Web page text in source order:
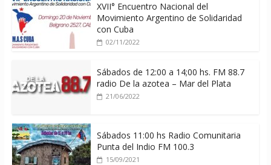
XVII° Encuentro Nacional del
Movimiento Argentino de Solidaridad
con Cuba
02/11/2022
Sábados de 12:00 a 14;00 hs. FM 88.7
radio De la azotea – Mar del Plata
21/06/2022
Sábados 11:00 hs Radio Comunitaria
Punta del Indio FM 100.3
15/09/2021